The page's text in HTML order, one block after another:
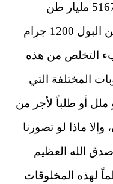
وبراز الإنسان سنوياً تقدر بنحو 5167 مليار طن
باعتبار أن متوسط انتاج الفرد من البول 1200 جرام
وأن عبء التخلص من هذه
المختلفة التي
ملل أو طلباً لأجر من
وإلا ماذا لو تصورنا
الله العظيم
لهذه المخلوقات